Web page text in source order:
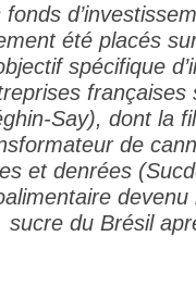
fonds
été placés
spécifique
françaises
Say), dont la
de
et denrées
sucre du Brésil